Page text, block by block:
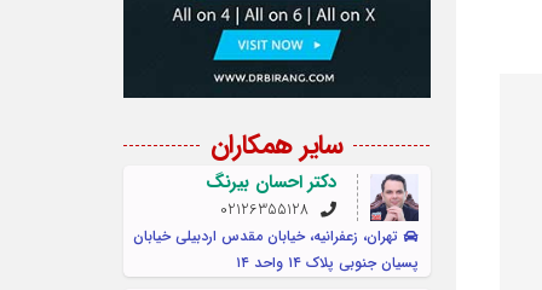
سایر همکاران
دکتر احسان بیرنگ
تهران، زعفرانیه، خیابان مقدس اردبیلی خیابان
پسیان جنوبی پلاک ۱۴ واحد ۱۴